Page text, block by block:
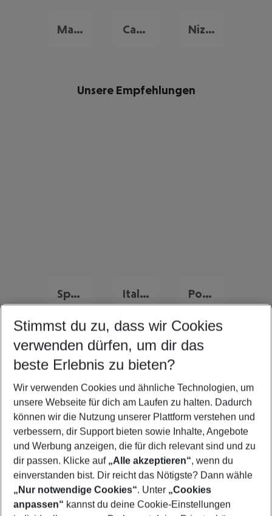
Marseille Cannes Nizza
Unsere Empfehlungen
Spanien Urlaub Italien Urlaub Portugal Urlaub
Quicklinks
Familienurlaub Aix-en-Provence
Frübucher Angebote Aix-en-Provence für 2026
Last Minute Aix-en-Provence
Flug & Hotel Aix-en-Provence
Footer
Stimmst du zu, dass wir Cookies
verwenden dürfen, um dir das
beste Erlebnis zu bieten?
Wir verwenden Cookies und ähnliche Technologien, um
unsere Webseite für dich am Laufen zu halten. Dadurch
können wir die Nutzung unserer Plattform verstehen und
verbessern, dir Support bieten sowie Inhalte, Angebote
und Werbung anzeigen, die für dich relevant sind und zu
dir passen. Klicke auf „Alle akzeptieren“, wenn du
einverstanden bist. Dir reicht das Nötigste? Dann wähle
„Nur notwendige Cookies“. Unter „Cookies
anpassen“ kannst du deine Cookie-Einstellungen